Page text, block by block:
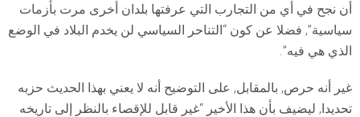
أن نجح في أي من التجارب التي عرفتها بلدان أخرى مرت بأزمات
سياسية”, فضلا عن كون “التناحر السياسي لن يخدم البلاد في الوضع
الذي هي فيه”.
غير أنه حرص, بالمقابل, على التوضيح أنه لا يعني بهذا الحديث حزبه
تحديدا, ليضيف بأن هذا الأخير “غير قابل للإقصاء بالنظر إلى تاريخه